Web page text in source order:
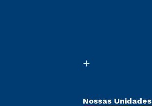
Nossas Unidades